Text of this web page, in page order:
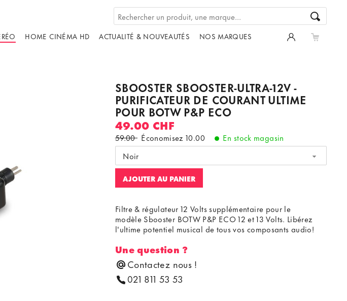
HOME CINÉMA HD ACTUALITÉ & NOUVEAUTÉS NOS MARQUES
SBOOSTER SBOOSTER-ULTRA-12V -
PURIFICATEUR DE COURANT ULTIME
POUR BOTW P&P ECO
49.00 CHF
59.00 Économisez10.00
En stock magasin
Noir
AJOUTER AU PANIER
Filtre & régulateur 12 Volts supplémentaire pour le
modèle Sbooster BOTW P&P ECO 12 et 13 Volts. Libérez
l'ultime potentiel musical de tous vos composants audio!
Une question ?
Contactez nous !
021 811 53 53